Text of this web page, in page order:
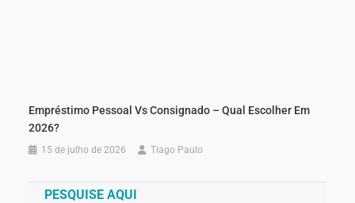
Empréstimo Pessoal Vs Consignado – Qual Escolher Em
2026?
15 de julho de 2026 Tiago Paulo
PESQUISE AQUI